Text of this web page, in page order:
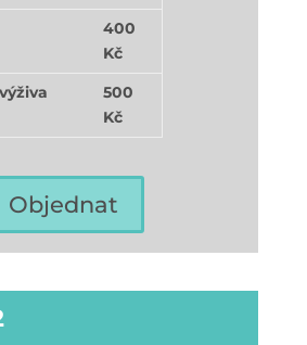
400
Kč
500
Kč
Objednat